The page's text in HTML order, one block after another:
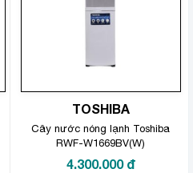
TOSHIBA
Cây nước nóng lạnh Toshiba
RWF-W1669BV(W)
4.300.000 đ